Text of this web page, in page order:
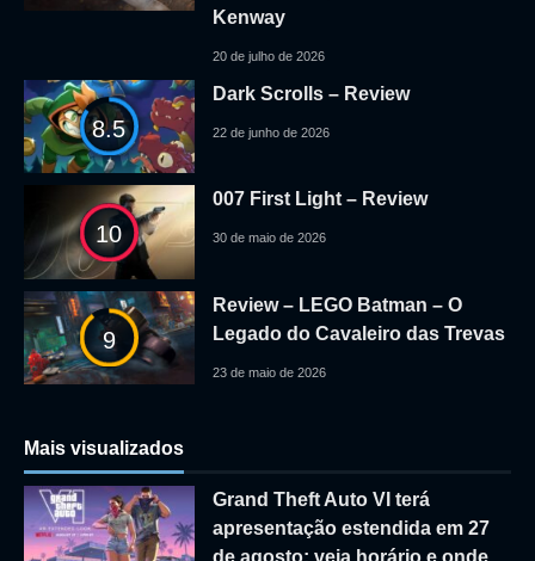
Kenway
20 de julho de 2026
8.5
Dark Scrolls – Review
22 de junho de 2026
10
007 First Light – Review
30 de maio de 2026
9
Review – LEGO Batman – O
Legado do Cavaleiro das Trevas
23 de maio de 2026
Mais visualizados
Grand Theft Auto VI terá
apresentação estendida em 27
de agosto; veja horário e onde